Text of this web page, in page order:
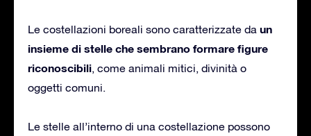
Le costellazioni boreali sono caratterizzate da un
insieme di stelle che sembrano formare figure
riconoscibili, come animali mitici, divinità o
oggetti comuni.
Le stelle all’interno di una costellazione possono